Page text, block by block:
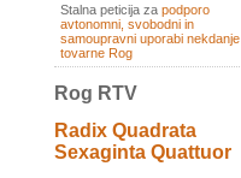
Stalna peticija za podporo
avtonomni, svobodni in
samoupravni uporabi nekdanje
tovarne Rog
Rog RTV
Radix Quadrata
Sexaginta Quattuor